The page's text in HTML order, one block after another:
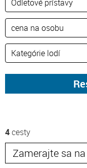
4cesty